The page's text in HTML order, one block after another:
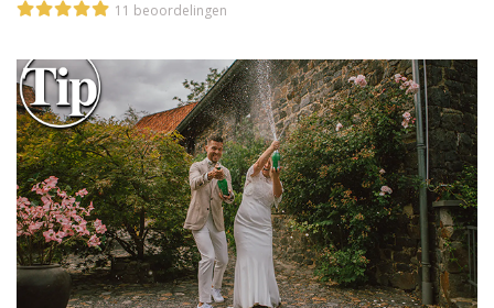
11 beoordelingen